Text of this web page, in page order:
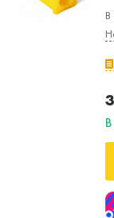
В